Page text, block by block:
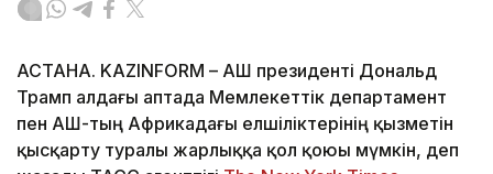
АСТАНА. KAZINFORM – АҚШ президенті Дональд
Трамп алдағы аптада Мемлекеттік департамент
пен АҚШ-тың Африкадағы елшіліктерінің қызметін
қысқарту туралы жарлыққа қол қоюы мүмкін, деп